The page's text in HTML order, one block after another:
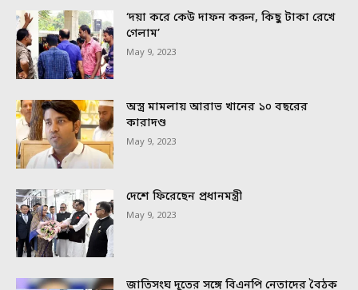
‘দয়া করে কেউ দাফন করুন, কিছু টাকা রেখে
গেলাম’
May 9, 2023
অস্ত্র মামলায় আরাভ খানের ১০ বছরের
কারাদণ্ড
May 9, 2023
দেশে ফিরেছেন প্রধানমন্ত্রী
May 9, 2023
জাতিসংঘ দূতের সঙ্গে বিএনপি নেতাদের বৈঠক